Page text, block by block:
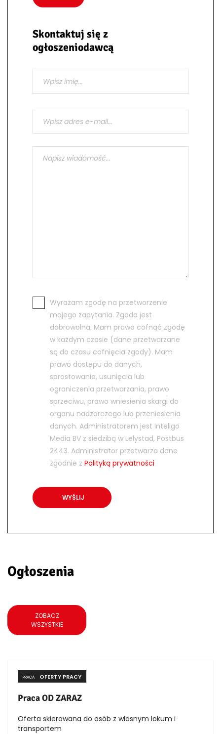
Skontaktuj się z
ogłoszeniodawcą
Wyrażam zgodę na przetworzenie
mojego zapytania. Zgoda jest
dobrowolna. Mam prawo cofnąć zgodę
w każdym czasie (dane przetwarzane
są do czasu cofnięcia zgody). Mam
prawo dostępu do danych,
sprostowania, usunięcia lub
ograniczenia przetwarzania, prawo
sprzeciwu, prawo wniesienia skargi do
organu nadzorczego lub przeniesienia
danych. Administratorem jest Inteligo
Media BV z siedzibą w Lelystad, Postbus
2443. Administrator przetwarza dane
zgodnie z Polityką prywatności
Ogłoszenia
ZOBACZ
WSZYSTKIE
PRACA OFERTY PRACY
Praca OD ZARAZ
Oferta skierowana do osób z własnym lokum i
transportem